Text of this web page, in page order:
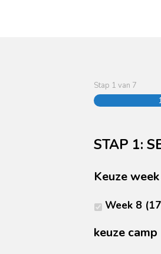
Stap 1 van 7
STAP 1:
Keuze week
Week 8
keuze camp